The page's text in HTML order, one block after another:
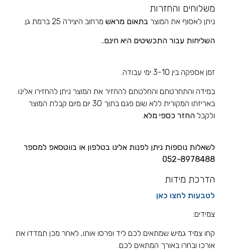
משלוחים והחזרות
ניתן לאסוף את המוצר בתאום מראש מרחוב היצירה 25 ברמת גן.
השליחות עבור התכשיטים היא חינם.
זמן אספקה בין 3-10 ימי עבודה.
במידה והתחרטתם והחלטתם להחזיר את המוצר ניתן להחזירו אלינו
באריזתו המקורית ללא שום פגם בתוך 30 יום מיום קבלת המוצר
ולקבל החזר כספי מלא.
לשאלות נוספות ניתן לפנות אלינו בטלפון או בווטסאפ למספר
052-8978488
הדרכת מידות
לטבעות לחצו כאן
צמידים:
קחו צמיד גמיש שמתאים לכם ליד ופרסו אותו, לאחר מכן תמדדו את
אורכו ובחרו באורך המתאים לכם.